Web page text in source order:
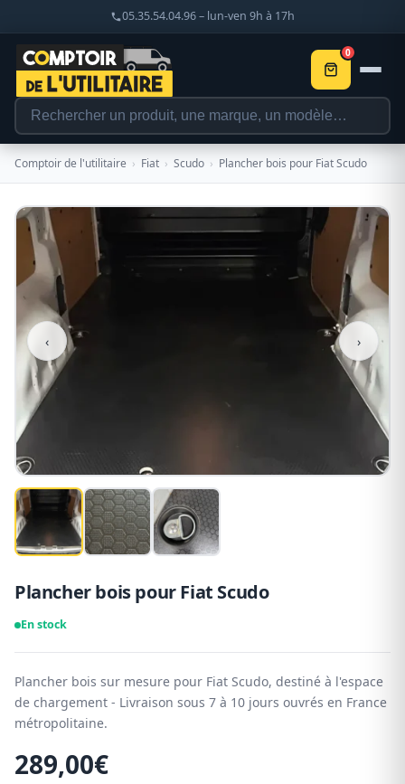
05.35.54.04.96 – lun-ven 9h à 17h
0
Comptoir de l'utilitaire › Fiat › Scudo › Plancher bois pour Fiat Scudo
‹ ›
Plancher bois pour Fiat Scudo
En stock
Plancher bois sur mesure pour Fiat Scudo, destiné à l'espace
de chargement - Livraison sous 7 à 10 jours ouvrés en France
métropolitaine.
289,00€